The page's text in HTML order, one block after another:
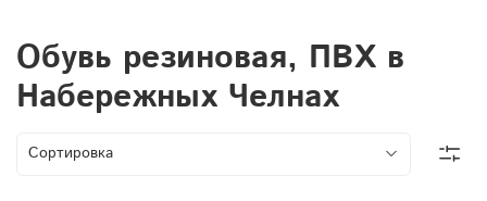
Обувь резиновая, ПВХ в
Набережных Челнах